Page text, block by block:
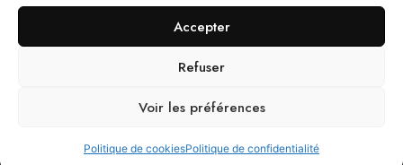
Accepter
Refuser
Voir les préférences
Politique de cookiesPolitique de confidentialité
J'accepte de reçevoir des mails sur les nouveautés
confidentialité–Politique des cookies